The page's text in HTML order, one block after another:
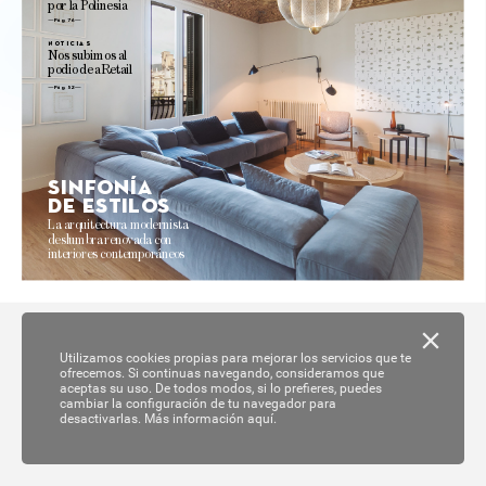
La arquitectura modernista
deslumbra renovada con
interiores contemporáneos
Sinfonía
de estilos
por la Polinesia
Pág. 76
Nos subimos al
podio de aRetail
noticias
Pág. 52
Utilizamos cookies propias para mejorar los servicios que te
ofrecemos. Si continuas navegando, consideramos que
aceptas su uso. De todos modos, si lo prefieres, puedes
cambiar la configuración de tu navegador para
desactivarlas. Más información aquí.